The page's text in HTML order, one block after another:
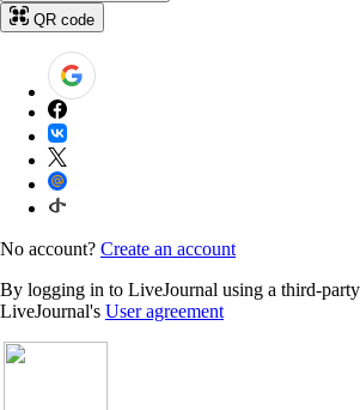
QR code
No account? Create an account
By logging in to LiveJournal using a third-
LiveJournal's User agreement